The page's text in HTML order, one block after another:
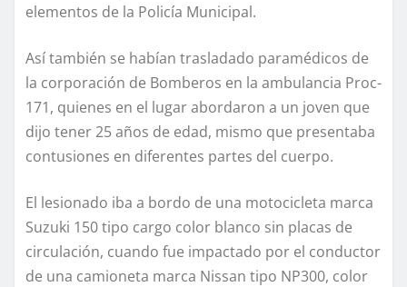
elementos de la Policía Municipal.
Así también se habían trasladado paramédicos de
la corporación de Bomberos en la ambulancia Proc-
171, quienes en el lugar abordaron a un joven que
dijo tener 25 años de edad, mismo que presentaba
contusiones en diferentes partes del cuerpo.
El lesionado iba a bordo de una motocicleta marca
Suzuki 150 tipo cargo color blanco sin placas de
circulación, cuando fue impactado por el conductor
de una camioneta marca Nissan tipo NP300, color